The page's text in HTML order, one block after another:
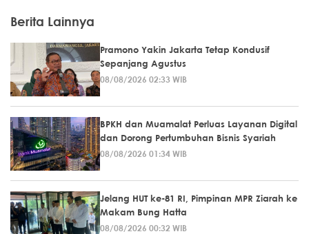
Berita Lainnya
Pramono Yakin Jakarta Tetap Kondusif
Sepanjang Agustus
08/08/2026 02:33 WIB
BPKH dan Muamalat Perluas Layanan Digital
dan Dorong Pertumbuhan Bisnis Syariah
08/08/2026 01:34 WIB
Jelang HUT ke-81 RI, Pimpinan MPR Ziarah ke
Makam Bung Hatta
08/08/2026 00:32 WIB